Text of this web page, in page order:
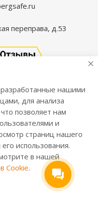
переправа, д.53
— Интернет-магазин
мебели Практик.
металлических
дверей.
технических
носит справочный
офертой,
Статьи 437 ч.2 ГК РФ.
нашими
для анализа
позволяет нам
и
страниц нашего
использования.
в нашей
Cookie.